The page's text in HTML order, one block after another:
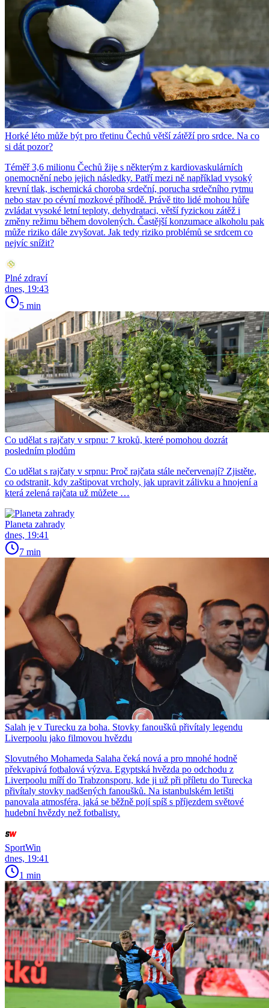
Horké léto může být pro třetinu Čechů větší zátěží pro srdce. Na co
si dát pozor?
Téměř 3,6 milionu Čechů žije s některým z kardiovaskulárních
onemocnění nebo jejich následky. Patří mezi ně například vysoký
krevní tlak, ischemická choroba srdeční, porucha srdečního rytmu
nebo stav po cévní mozkové příhodě. Právě tito lidé mohou hůře
zvládat vysoké letní teploty, dehydrataci, větší fyzickou zátěž i
změny režimu během dovolených. Častější konzumace alkoholu pak
může riziko dále zvyšovat. Jak tedy riziko problémů se srdcem co
nejvíc snížit?
Plné zdraví
dnes, 19:43
5 min
Co udělat s rajčaty v srpnu: 7 kroků, které pomohou dozrát
posledním plodům
Co udělat s rajčaty v srpnu: Proč rajčata stále nečervenají? Zjistěte,
co odstranit, kdy zaštipovat vrcholy, jak upravit zálivku a hnojení a
která zelená rajčata už můžete …
Planeta zahrady
dnes, 19:41
7 min
Salah je v Turecku za boha. Stovky fanoušků přivítaly legendu
Liverpoolu jako filmovou hvězdu
Slovutného Mohameda Salaha čeká nová a pro mnohé hodně
překvapivá fotbalová výzva. Egyptská hvězda po odchodu z
Liverpoolu míří do Trabzonsporu, kde ji už při příletu do Turecka
přivítaly stovky nadšených fanoušků. Na istanbulském letišti
panovala atmosféra, jaká se běžně pojí spíš s příjezdem světové
hudební hvězdy než fotbalisty.
SportWin
dnes, 19:41
1 min